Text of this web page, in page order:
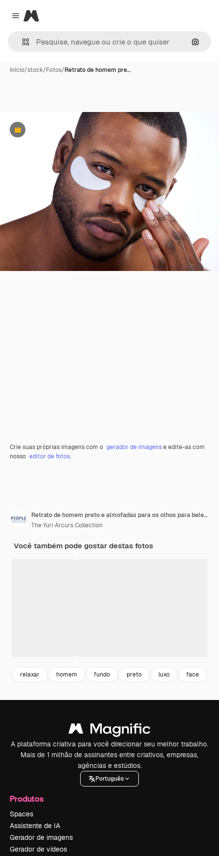
Close menu
Magnific
Início/stock/Fotos/Retrato de homem pre…
Premium
Crie suas próprias imagens com o gerador de imagense edite-as com
nosso editor de fotos.
Retrato de homem preto e almofadas para os olhos para beleza em estúdio máscara facial e hidratação fundo branco Produto de cuidados com a pele e desintoxicação para homem para hidratar vitamina E e patches para o círculo escuro
The Yuri Arcurs Collection
Você também pode gostar destas fotos
relaxar homem fundo preto luxo face
A plataforma criativa para você direcionar seu melhor trabalho.
Mais de 1 milhão de assinantes entre criativos, empresas,
agências e estúdios.
Português
Produtos
Spaces
Assistente de IA
Gerador de imagens
Gerador de vídeos